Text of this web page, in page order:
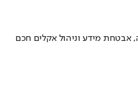
אבטחת מידע וניהול אקלים חכם